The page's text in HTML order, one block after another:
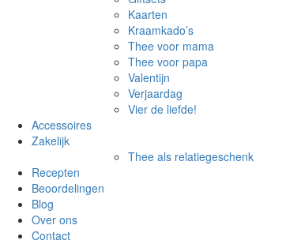
Kaarten
Kraamkado’s
Thee voor mama
Thee voor papa
Valentijn
Verjaardag
Vier de liefde!
Accessoires
Zakelijk
Thee als relatiegeschenk
Recepten
Beoordelingen
Blog
Over ons
Contact